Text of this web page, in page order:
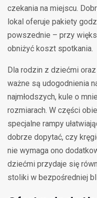
czekania na miejscu.
lokal oferuje pakiety
powszednie – przy
obniżyć koszt spotkania.
Dla rodzin z dziećmi
ważne są udogodnienia
najmłodszych, kule o
rozmiarach. W części
specjalne rampy
dobrze dopytać, czy
nie wymaga ono
dziećmi przydaje się
stoliki w bezpośredniej